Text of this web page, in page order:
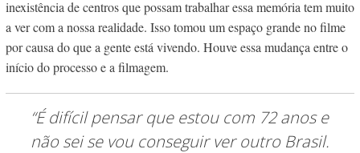
inexistência de centros que possam trabalhar essa memória tem muito
a ver com a nossa realidade. Isso tomou um espaço grande no filme
por causa do que a gente está vivendo. Houve essa mudança entre o
início do processo e a filmagem.
“É difícil pensar que estou com 72 anos e
não sei se vou conseguir ver outro Brasil.